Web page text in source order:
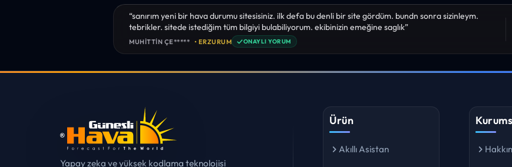
“sanırım yeni bir hava durumu sitesisiniz. ilk defa bu denli bir site gördüm. bundn sonra sizinleym.
tebrikler. sitede istediğim tüm bilgiyi bulabiliyorum. ekibinizin emeğine saglık”
MUHITTIN ÇE***** • ERZURUM ✓ONAYLI YORUM
Yapay zeka ve yüksek kodlama teknolojisi
Ürün
Akıllı Asistan